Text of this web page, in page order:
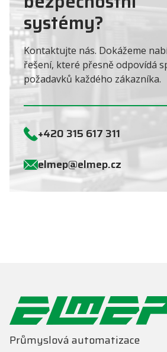
systémy?
Kontaktujte nás. Dokážeme
řešení, které přesně odpovídá
požadavků každého zákazníka.
+420 315 617 311
elmep@elmep.cz
Průmyslová automatizace